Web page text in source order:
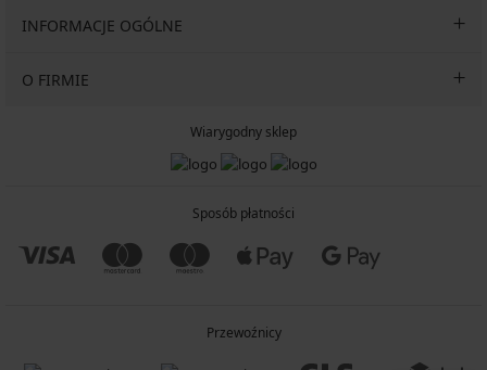
INFORMACJE OGÓLNE
O FIRMIE
Wiarygodny sklep
Sposób płatności
Przewoźnicy